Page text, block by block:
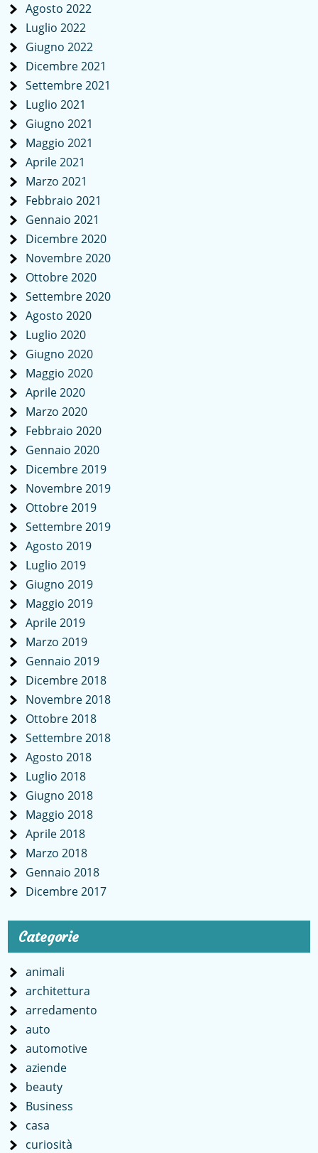
Agosto 2022
Luglio 2022
Giugno 2022
Dicembre 2021
Settembre 2021
Luglio 2021
Giugno 2021
Maggio 2021
Aprile 2021
Marzo 2021
Febbraio 2021
Gennaio 2021
Dicembre 2020
Novembre 2020
Ottobre 2020
Settembre 2020
Agosto 2020
Luglio 2020
Giugno 2020
Maggio 2020
Aprile 2020
Marzo 2020
Febbraio 2020
Gennaio 2020
Dicembre 2019
Novembre 2019
Ottobre 2019
Settembre 2019
Agosto 2019
Luglio 2019
Giugno 2019
Maggio 2019
Aprile 2019
Marzo 2019
Gennaio 2019
Dicembre 2018
Novembre 2018
Ottobre 2018
Settembre 2018
Agosto 2018
Luglio 2018
Giugno 2018
Maggio 2018
Aprile 2018
Marzo 2018
Gennaio 2018
Dicembre 2017
Categorie
animali
architettura
arredamento
auto
automotive
aziende
beauty
Business
casa
curiosità